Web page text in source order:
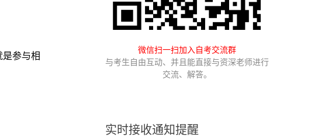
参与相
微信扫一扫加入自考交流群
与考生自由互动、并且能直接与资深老师进行
交流、解答。
实时接收通知提醒